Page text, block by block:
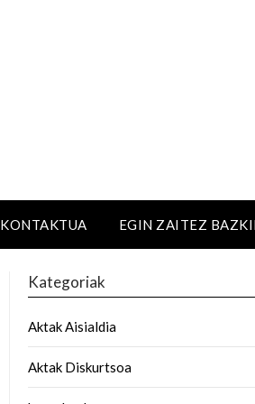
KONTAKTUA EGIN ZAITEZ
Kategoriak
Aktak Aisialdia
Aktak Diskurtsoa